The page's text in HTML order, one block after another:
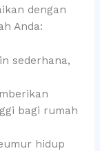
dengan
Anda:
sederhana,
bagi rumah
hidup